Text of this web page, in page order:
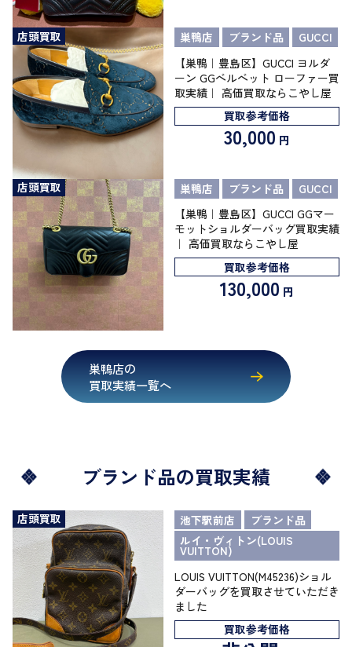
店頭買取 巣鴨店 ブランド品
GUCCI
【巣鴨｜豊島区】GUCCI ヨルダ
ーン GGベルベット ローファー買
取実績｜ 高価買取ならこやし屋
買取参考価格
30,000 円
店頭買取 巣鴨店 ブランド品
GUCCI
【巣鴨｜豊島区】GUCCI GGマー
モットショルダーバッグ買取実績
｜ 高価買取ならこやし屋
買取参考価格
130,000 円
巣鴨店の
買取実績一覧へ
ブランド品の買取実績
店頭買取 池下駅前店
ブランド品
ルイ・ヴィトン(LOUIS
VUITTON)
LOUIS VUITTON(M45236)ショル
ダーバッグを買取させていただき
ました
買取参考価格